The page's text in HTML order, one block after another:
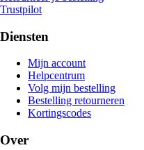
Trustpilot
Diensten
Mijn account
Helpcentrum
Volg mijn bestelling
Bestelling retourneren
Kortingscodes
Over